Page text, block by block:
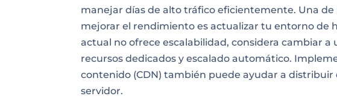
manejar días de alto tráfico eficientemente. Una de
mejorar el rendimiento es actualizar tu entorno de
actual no ofrece escalabilidad, considera cambiar a
recursos dedicados y escalado automático.
contenido (CDN) también puede ayudar a distribuir
servidor.